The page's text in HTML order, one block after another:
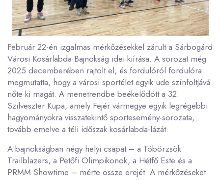
Február 22-én izgalmas mérkőzésekkel zárult a Sárbogárd
Városi Kosárlabda Bajnokság idei kiírása. A sorozat még
2025 decemberében rajtolt el, és fordulóról fordulóra
megmutatta, hogy a városi sportélet egyik üde színfoltjává
nőte ki magát. A menetrendbe beékelődött a 32.
Szilveszter Kupa, amely Fejér vármegye egyik legrégebbi
hagyományokra visszatekintő sportesemény-sorozata,
tovább emelve a téli időszak kosárlabda-lázát.
A bajnokságban négy helyi csapat – a Töbörzsök
Trailblazers, a Petőfi Olimpikonok, a Hétfő Este és a
PRMM Showtime – mérte össze erejét. A mérkőzéseket